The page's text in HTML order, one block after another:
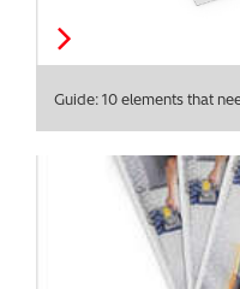
Guide: 10 elements that